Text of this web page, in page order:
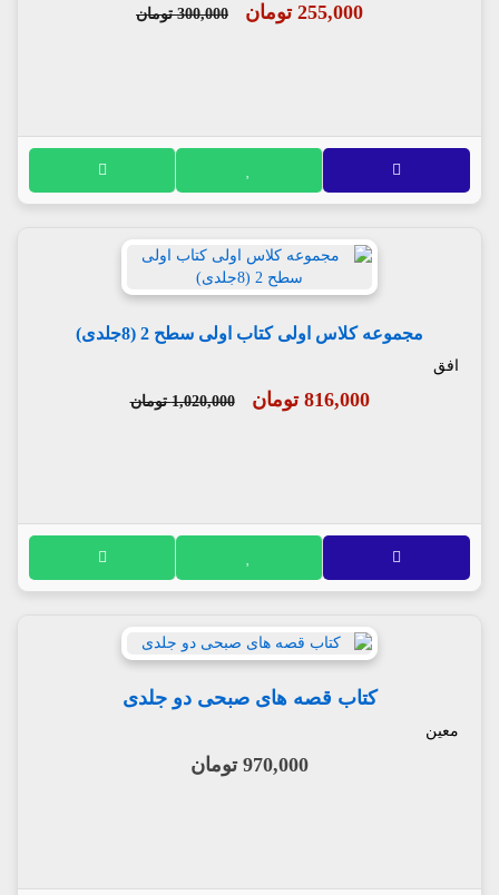
255,000 تومان 300,000 تومان
مجموعه کلاس اولی کتاب اولی سطح 2 (8جلدی)
افق
816,000 تومان 1,020,000 تومان
کتاب قصه های صبحی دو جلدی
معین
970,000 تومان